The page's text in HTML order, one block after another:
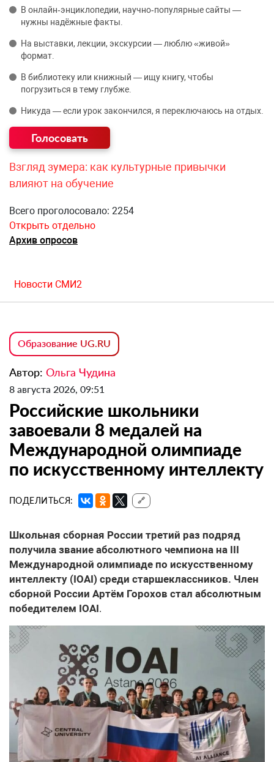
В онлайн‑энциклопедии, научно‑популярные сайты —
нужны надёжные факты.
На выставки, лекции, экскурсии — люблю «живой»
формат.
В библиотеку или книжный — ищу книгу, чтобы
погрузиться в тему глубже.
Никуда — если урок закончился, я переключаюсь на отдых.
Взгляд зумера: как культурные привычки
влияют на обучение
Всего проголосовало: 2254
Открыть отдельно
Архив опросов
Новости СМИ2
Образование UG.RU
Автор: Ольга Чудина
8 августа 2026, 09:51
Российские школьники
завоевали 8 медалей на
Международной олимпиаде
по искусственному интеллекту
ПОДЕЛИТЬСЯ: 🔗
Школьная сборная России третий раз подряд
получила звание абсолютного чемпиона на III
Международной олимпиаде по искусственному
интеллекту (IOAI) среди старшеклассников. Член
сборной России Артём Горохов стал абсолютным
победителем IOAI.